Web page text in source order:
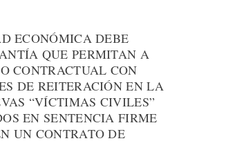
ECONÓMICA DEBE
QUE PERMITAN A
CONTRACTUAL CON
DE REITERACIÓN EN LA
“VÍCTIMAS CIVILES”
EN SENTENCIA FIRME
UN CONTRATO DE